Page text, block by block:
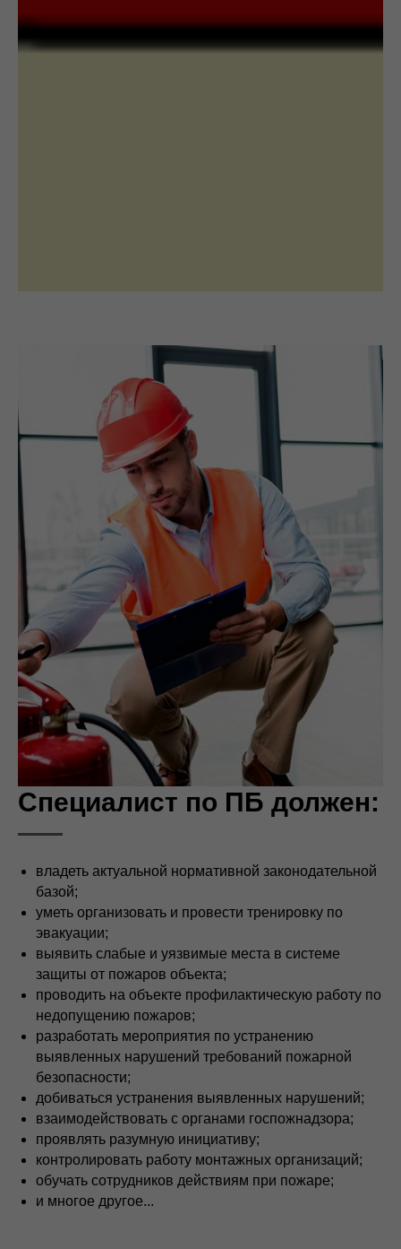
Специалист по ПБ должен:
владеть актуальной нормативной законодательной
базой;
уметь организовать и провести тренировку по
эвакуации;
выявить слабые и уязвимые места в системе
защиты от пожаров объекта;
проводить на объекте профилактическую работу по
недопущению пожаров;
разработать мероприятия по устранению
выявленных нарушений требований пожарной
безопасности;
добиваться устранения выявленных нарушений;
взаимодействовать с органами госпожнадзора;
проявлять разумную инициативу;
контролировать работу монтажных организаций;
обучать сотрудников действиям при пожаре;
и многое другое...